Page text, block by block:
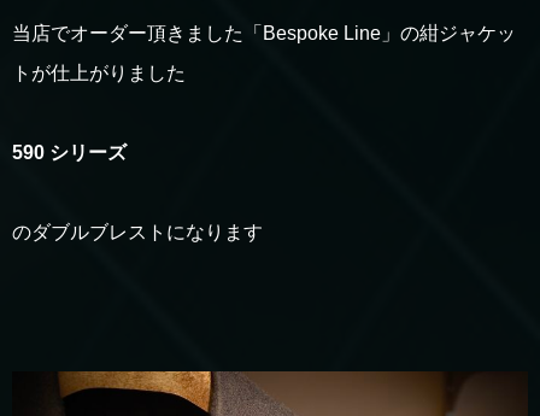
当店でオーダー頂きました「Bespoke Line」の紺ジャケッ
トが仕上がりました
590 シリーズ
のダブルブレストになります